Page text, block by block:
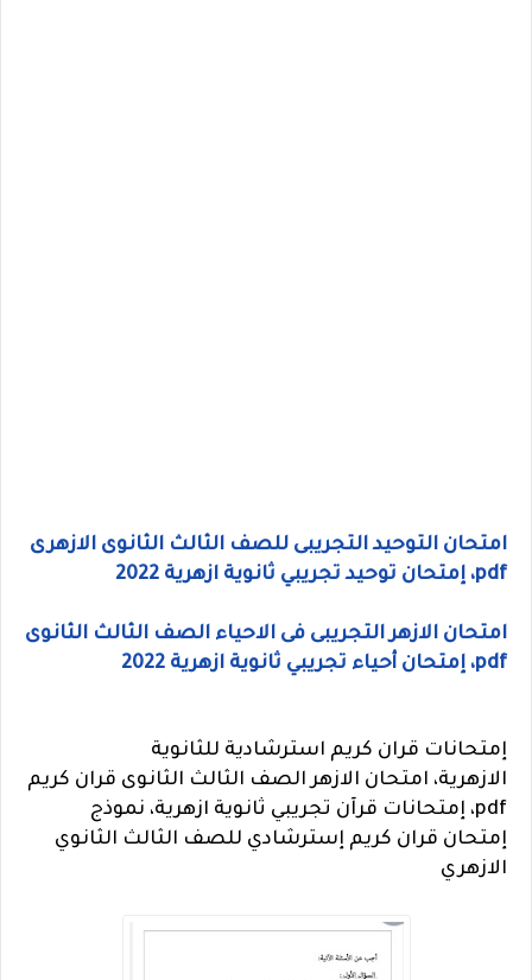
امتحان التوحيد التجريبى للصف الثالث الثانوى الازهرى
pdf، إمتحان توحيد تجريبي ثانوية ازهرية 2022
امتحان الازهر التجريبى فى الاحياء الصف الثالث الثانوى
pdf، إمتحان أحياء تجريبي ثانوية ازهرية 2022
إمتحانات قران كريم استرشادية للثانوية
الازهرية، امتحان الازهر الصف الثالث الثانوى قران كريم
pdf، إمتحانات قرآن تجريبي ثانوية ازهرية، نموذج
إمتحان قران كريم إسترشادي للصف الثالث الثانوي
الازهري